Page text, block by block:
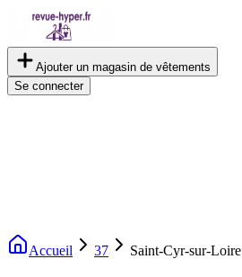
Ajouter un magasin de vêtements
Se connecter
Accueil 37 Saint-Cyr-sur-Loire